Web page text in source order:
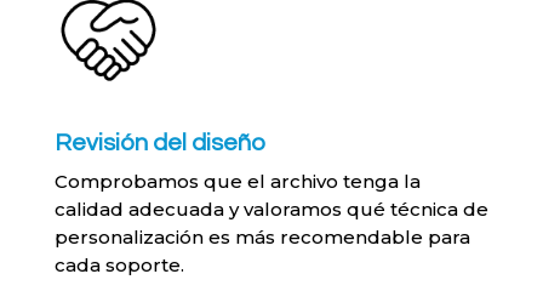
Revisión del diseño
Comprobamos que el archivo tenga la
calidad adecuada y valoramos qué técnica de
personalización es más recomendable para
cada soporte.